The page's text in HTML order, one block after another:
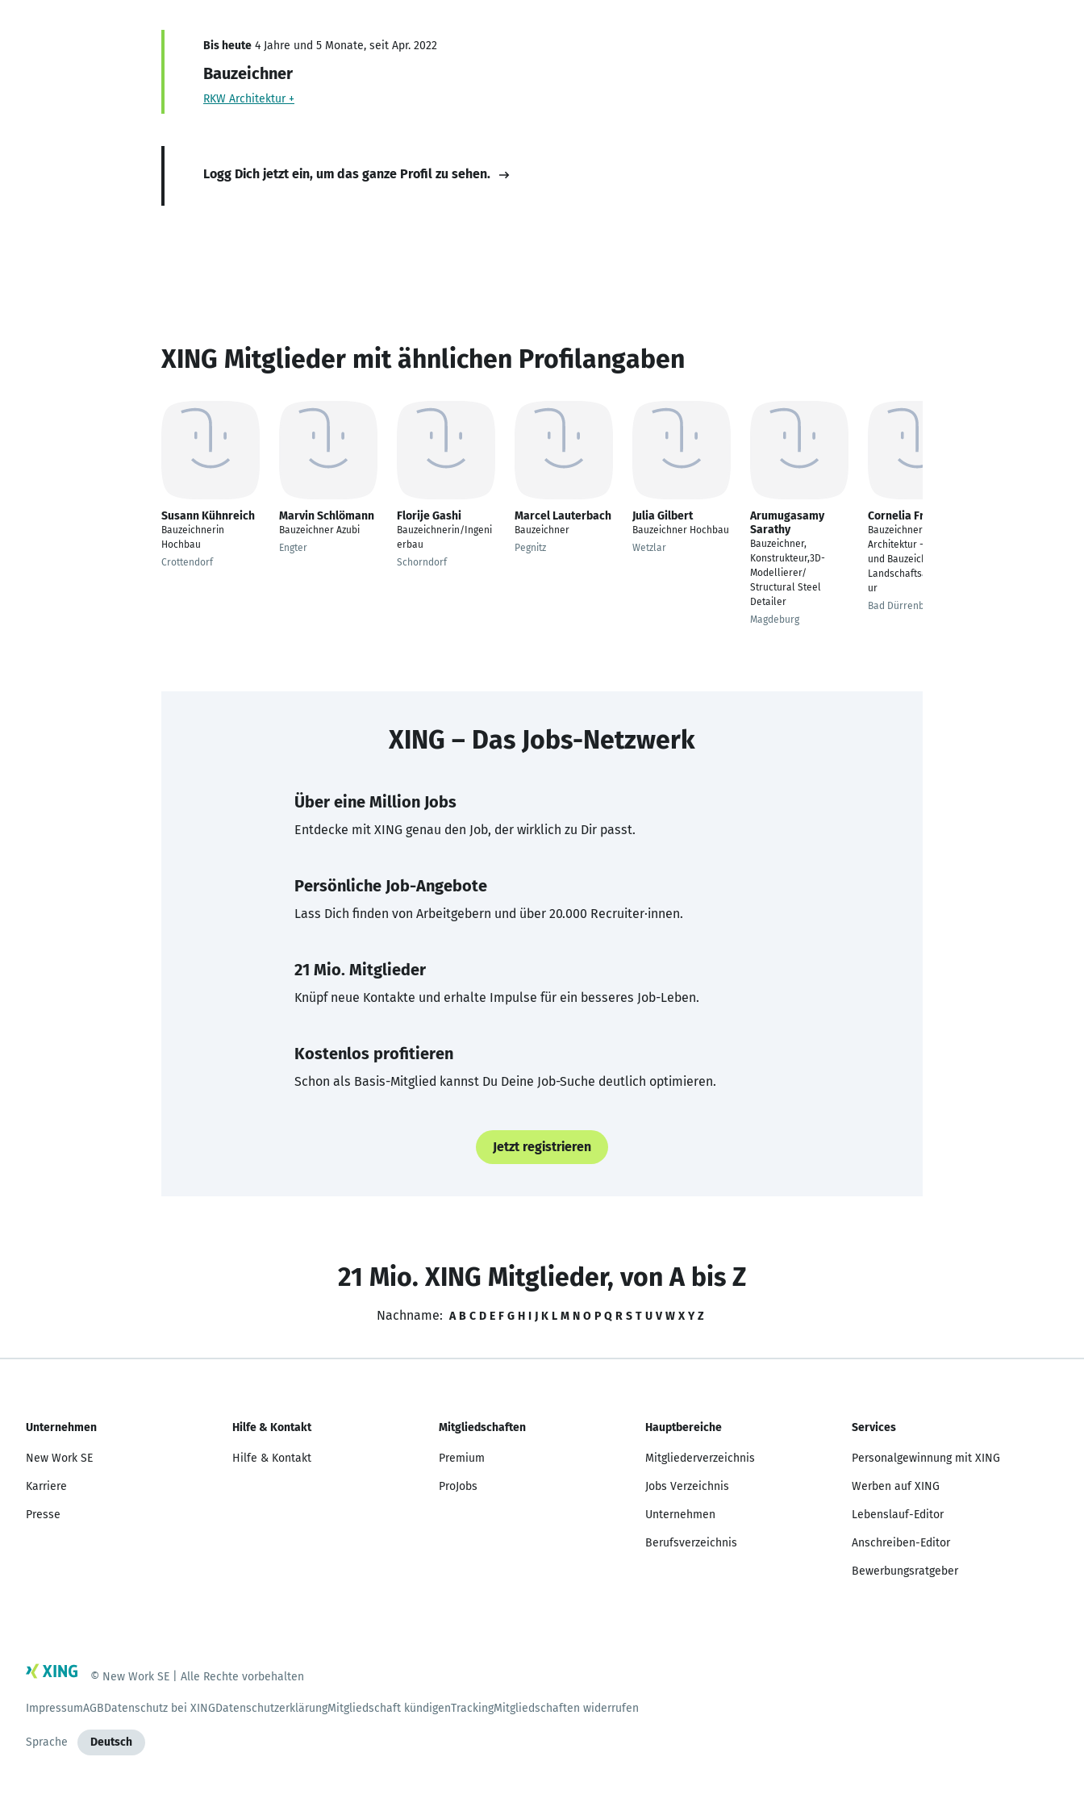
Bis heute 4 Jahre und 5 Monate, seit Apr. 2022
Bauzeichner
RKW Architektur +
Logg Dich jetzt ein, um das ganze Profil zu sehen.
XING Mitglieder mit ähnlichen Profilangaben
Susann Kühnreich
Bauzeichnerin
Hochbau
Crottendorf
Marvin Schlömann
Bauzeichner Azubi
Engter
Florije Gashi
Bauzeichnerin/Ingeni
erbau
Schorndorf
Marcel Lauterbach
Bauzeichner
Pegnitz
Julia Gilbert
Bauzeichner Hochbau
Wetzlar
Arumugasamy
Sarathy
Bauzeichner,
Konstrukteur,3D-
Modellierer/
Structural Steel
Detailer
Magdeburg
Cornelia Franke
Bauzeichner
Architektur - Hochbau
und Bauzeichner
Landschaftsarchitekt
ur
Bad Dürrenberg
XING – Das Jobs-Netzwerk
Über eine Million Jobs
Entdecke mit XING genau den Job, der wirklich zu Dir passt.
Persönliche Job-Angebote
Lass Dich finden von Arbeitgebern und über 20.000 Recruiter·innen.
21 Mio. Mitglieder
Knüpf neue Kontakte und erhalte Impulse für ein besseres Job-Leben.
Kostenlos profitieren
Schon als Basis-Mitglied kannst Du Deine Job-Suche deutlich optimieren.
Jetzt registrieren
21 Mio. XING Mitglieder, von A bis Z
Nachname: A B C D E F G H I J K L M N O P Q R S T U V W X Y Z
Unternehmen
New Work SE
Karriere
Presse
Hilfe & Kontakt
Hilfe & Kontakt
Mitgliedschaften
Premium
ProJobs
Hauptbereiche
Mitgliederverzeichnis
Jobs Verzeichnis
Unternehmen
Berufsverzeichnis
Services
Personalgewinnung mit XING
Werben auf XING
Lebenslauf-Editor
Anschreiben-Editor
Bewerbungsratgeber
© New Work SE | Alle Rechte vorbehalten
ImpressumAGBDatenschutz bei XINGDatenschutzerklärungMitgliedschaft kündigenTrackingMitgliedschaften widerrufen
Sprache Deutsch